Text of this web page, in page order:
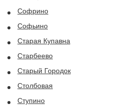
Софрино
Софьино
Старая Купавна
Старбеево
Старый Городок
Столбовая
Ступино